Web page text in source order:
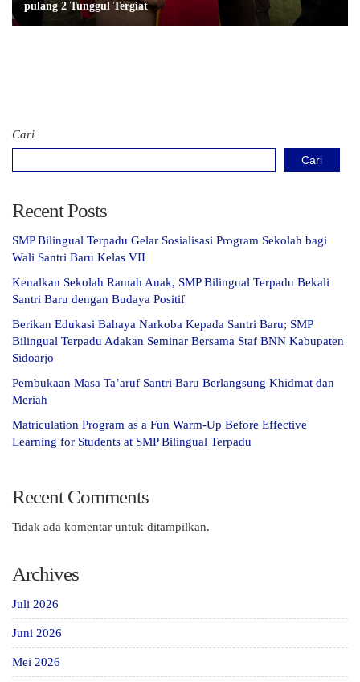
pulang 2 Tunggul Tergiat
Cari
Cari
Recent Posts
SMP Bilingual Terpadu Gelar Sosialisasi Program Sekolah bagi
Wali Santri Baru Kelas VII
Kenalkan Sekolah Ramah Anak, SMP Bilingual Terpadu Bekali
Santri Baru dengan Budaya Positif
Berikan Edukasi Bahaya Narkoba Kepada Santri Baru; SMP
Bilingual Terpadu Adakan Seminar Bersama Staf BNN Kabupaten
Sidoarjo
Pembukaan Masa Ta’aruf Santri Baru Berlangsung Khidmat dan
Meriah
Matriculation Program as a Fun Warm-Up Before Effective
Learning for Students at SMP Bilingual Terpadu
Recent Comments
Tidak ada komentar untuk ditampilkan.
Archives
Juli 2026
Juni 2026
Mei 2026